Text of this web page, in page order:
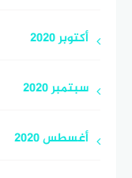
أكتوبر 2020
سبتمبر 2020
أغسطس 2020